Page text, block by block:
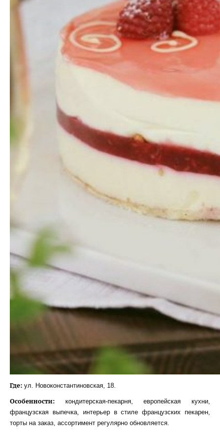
Где: ул. Новоконстантиновская, 18.
Особенности:
кондитерская-пекарня, европейская кухни,
французская выпечка, интерьер в стиле французских пекарен,
торты на заказ, ассортимент регулярно обновляется.